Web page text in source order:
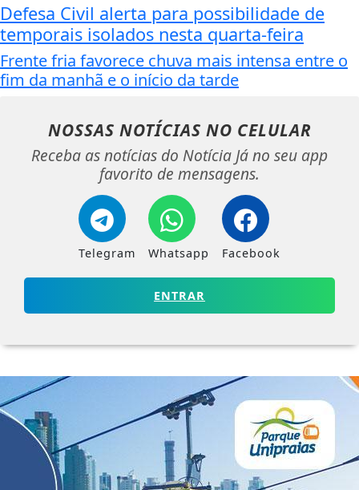
Defesa Civil alerta para possibilidade de
temporais isolados nesta quarta-feira
Frente fria favorece chuva mais intensa entre o
fim da manhã e o início da tarde
NOSSAS NOTÍCIAS NO CELULAR
Receba as notícias do Notícia Já no seu app
favorito de mensagens.
Telegram Whatsapp Facebook
ENTRAR